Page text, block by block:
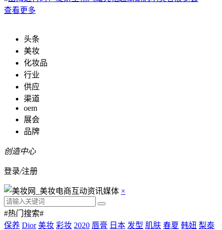
查看更多
头条
美妆
化妆品
行业
供应
渠道
oem
展会
品牌
创造中心
登录/注册
×
#热门搜索#
保养 Dior 美妆 彩妆 2020 唇膏 日本 发型 肌肤 春夏 韩妞 梨泰